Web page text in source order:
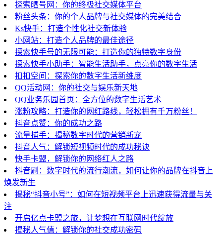
探索晒号网：你的终极社交媒体平台
粉丝头条：你的个人品牌与社交媒体的完美结合
Ks快手：打造个性化社交新体验
小网站：打造个人品牌的最佳途径
探索快手号的无限可能：打造你的独特数字身份
探索快手小助手：智能生活助手，点亮你的数字生活
扣扣空间：探索你的数字生活新维度
QQ活动网：你的社交与娱乐新天地
QQ业务乐园首页：全方位的数字生活艺术
涨粉攻略：打造你的网红路线，轻松拥有千万粉丝！
抖音点赞：你的成功之路
流量捕手：揭秘数字时代的营销新宠
抖音人气：解锁短视频时代的成功秘诀
快手卡盟，解锁你的网络红人之路
抖音刷：数字时代的流行潮流，如何让你的品牌在抖音上
焕发新生
揭秘“抖音小号”：如何在短视频平台上迅速获得流量与关
注
开启亿点卡盟之旅，让梦想在互联网时代绽放
揭秘人气值：解锁你的社交成功密码